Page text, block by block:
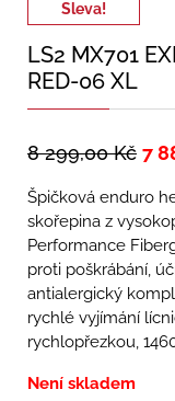
Sleva!
LS2 MX701
RED-06 XL
8 299,00Kč 7
Špičková enduro
skořepina z
Performance
proti poškrábání,
antialergický
rychlé vyjímání
rychlopřezkou,
Není skladem